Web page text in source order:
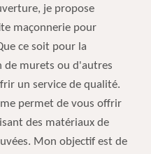
je propose
maçonnerie pour
ce soit pour la
de murets ou d'autres
un service de qualité.
permet de vous offrir
des matériaux de
Mon objectif est de